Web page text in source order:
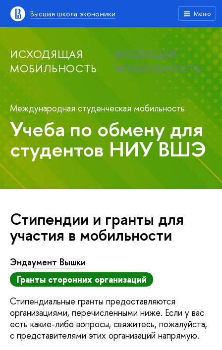
Высшая школа экономики Меню
ИСХОДЯЩАЯ
МОБИЛЬНОСТЬ
ВХОДЯЩАЯ
МОБИЛЬНОСТЬ
Международная студенческая мобильность
Учеба по обмену для
студентов НИУ ВШЭ
Стипендии и гранты для
участия в мобильности
Эндаумент Вышки
Гранты сторонних организаций
Стипендиальные гранты предоставляются
организациями, перечисленными ниже. Если у вас
есть какие-либо вопросы, свяжитесь, пожалуйста,
с представителями этих организаций напрямую.